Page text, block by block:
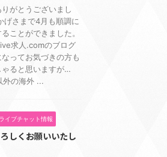
がとうございまし
げさまで4月も順調に
ことができました。
求人.comのブログ
ってお気づきの方も
ゃると思いますが…
外の海外 ...
イブチャット情報
しくお願いいたし